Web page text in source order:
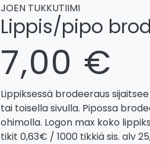
JOEN TUKKUTIIMI
Lippis/pipo
7,00 €
Lippiksessä brodeeraus
tai toisella sivulla. Pipossa
ohimolla. Logon max koko
tikit 0,63€ / 1000 tikkiä sis. alv